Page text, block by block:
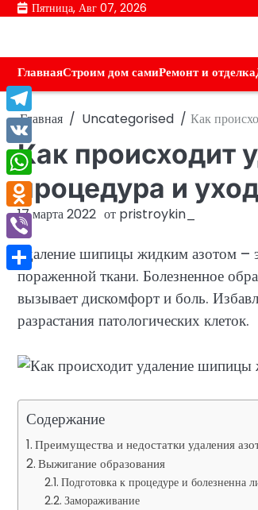
ПерейтиПятница, Авг 07, 2026
ГлавнаяСтроим дом самиРемонт и отделка
Главная Uncategorised Как
Как происходит
процедура и
17 марта 2022 от pristroykin_
Удаление шипицы жидким азотом –
пораженной ткани. Болезненное
вызывает дискомфорт и боль.
разрастания патологических клеток.
Содержание
Преимущества и недостатки удаления
Выжигание образования
Подготовка к процедуре и болезненна
Замораживание
Telegram
VK
WhatsApp
Odnoklassniki
Viber
Отправить